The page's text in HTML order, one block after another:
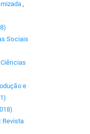
,
Sociais
e
Revista